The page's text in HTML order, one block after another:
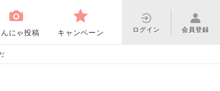
ログイン 会員登録
にゃ投稿 キャンペーン